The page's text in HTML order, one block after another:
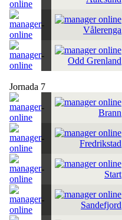
-
Vålerenga
-
Odd Grenland
Jornada 7
-
Brann
-
Fredrikstad
-
Start
-
Sandefjord